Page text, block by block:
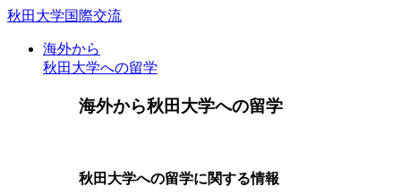
秋田大学国際交流
海外から
秋田大学への留学
海外から秋田大学への留学
秋田大学への留学に関する情報